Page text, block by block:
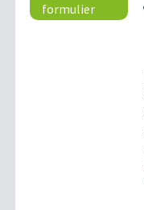
formulier